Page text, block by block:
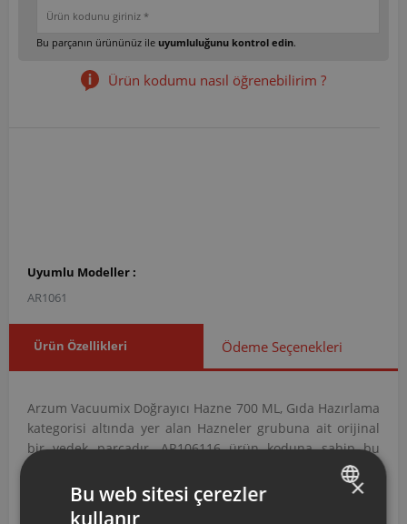
Bu parçanın ürününüz ile uyumluluğunu kontrol edin.
Ürün kodumu nasıl öğrenebilirim ?
Uyumlu Modeller :
AR1061
Ürün Özellikleri Ödeme Seçenekleri
Arzum Vacuumix Doğrayıcı Hazne 700 ML, Gıda Hazırlama
kategorisi altında yer alan Hazneler grubuna ait orijinal
bir yedek parçadır. AR106116 ürün koduna sahip bu
hazne, gıdaların işlendiği hacmi oluşturmak ve güvenli
biçimde tutmak amacıyla tasarlanmıştır.
AR106116 Kodlu Vacuumix Doğrayıcı Hazne 700
×
Bu web sitesi çerezler
kullanır